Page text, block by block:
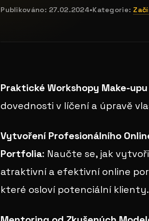
Publikováno: 27.02.2024•Kategorie:
Praktické Workshopy Make-
dovednosti v líčení a úpravě
Vytvoření Profesionálního
Portfolia: Naučte se, jak
atraktivní a efektivní online
které osloví potenciální klienty.